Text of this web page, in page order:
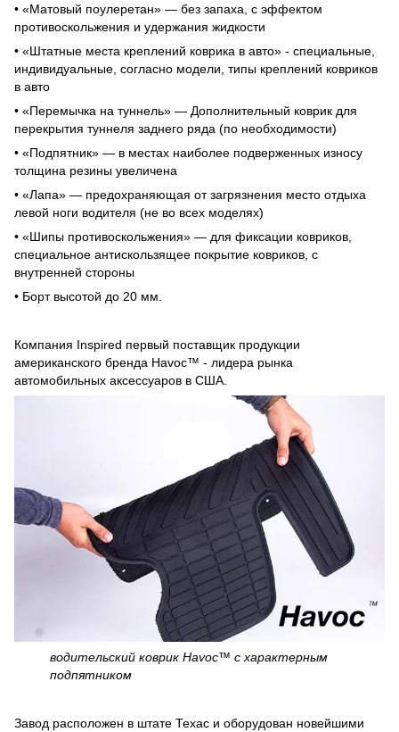
• «Матовый поулеретан» — без запаха, с эффектом
противоскольжения и удержания жидкости
• «Штатные места креплений коврика в авто» - специальные,
индивидуальные, согласно модели, типы креплений ковриков
в авто
• «Перемычка на туннель» — Дополнительный коврик для
перекрытия туннеля заднего ряда (по необходимости)
• «Подпятник» — в местах наиболее подверженных износу
толщина резины увеличена
• «Лапа» — предохраняющая от загрязнения место отдыха
левой ноги водителя (не во всех моделях)
• «Шипы противоскольжения» — для фиксации ковриков,
специальное антискользящее покрытие ковриков, с
внутренней стороны
• Борт высотой до 20 мм.
Компания Inspired первый поставщик продукции
американского бренда Havoc™ - лидера рынка
автомобильных аксессуаров в США.
водительский коврик Havoc™ c характерным
подпятником
Завод расположен в штате Техас и оборудован новейшими